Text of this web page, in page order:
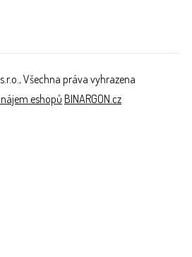
Všechna práva vyhrazena
eshopů BINARGON.cz